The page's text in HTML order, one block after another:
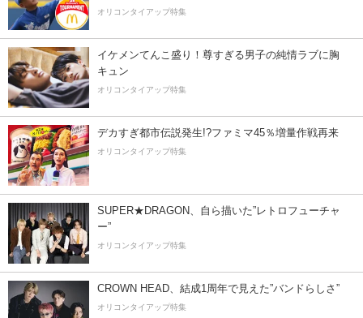
オリコンタイアップ特集
イケメンてんこ盛り！尊すぎる男子の純情ラブに胸
キュン
オリコンタイアップ特集
デカすぎ都市伝説発生!?ファミマ45％増量作戦再来
オリコンタイアップ特集
SUPER★DRAGON、自ら描いた”レトロフューチャ
ー”
オリコンタイアップ特集
CROWN HEAD、結成1周年で見えた”バンドらしさ”
オリコンタイアップ特集